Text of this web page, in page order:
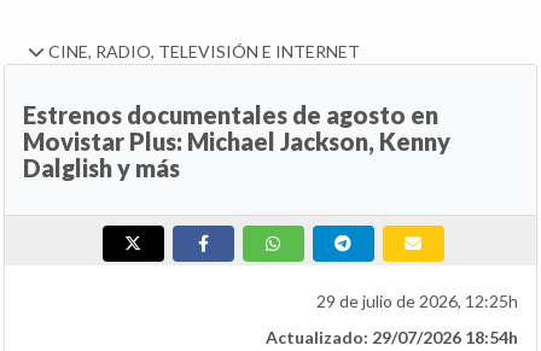
CINE, RADIO, TELEVISIÓN E INTERNET
Estrenos documentales de agosto en
Movistar Plus: Michael Jackson, Kenny
Dalglish y más
29 de julio de 2026, 12:25h
Actualizado: 29/07/2026 18:54h